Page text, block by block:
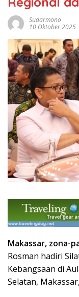
Sudarmono
10 Oktober 2025
Makassar, zona-
Rosman hadiri
Kebangsaan di
Selatan,